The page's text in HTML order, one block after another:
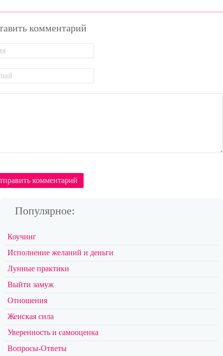
комментарий
комментарий
Популярное:
Коучинг
Исполнение желаний и деньги
Лунные практики
Выйти замуж
Отношения
Женская сила
Уверенность и самооценка
Вопросы-Ответы